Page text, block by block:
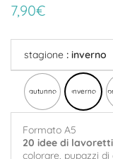
7,90€
stagione : inverno
autunno inverno
Formato A5
20 idee di
colorare, pupazzi